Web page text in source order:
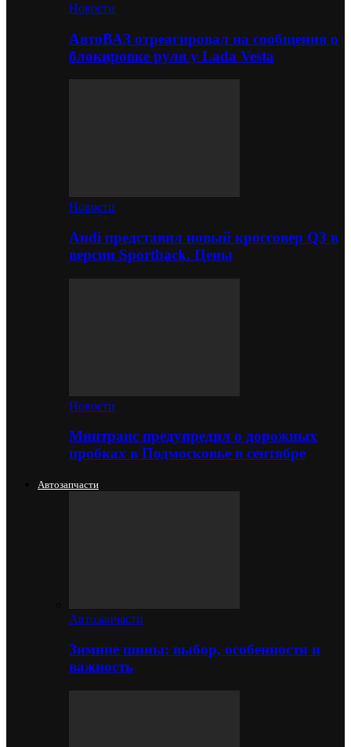
Новости
АвтоВАЗ отреагировал на сообщения о
блокировке руля у Lada Vesta
Новости
Audi представил новый кроссовер Q3 в
версии Sportback. Цены
Новости
Минтранс предупредил о дорожных
пробках в Подмосковье в сентябре
Автозапчасти
Автозапчасти
Зимние шины: выбор, особенности и
важность